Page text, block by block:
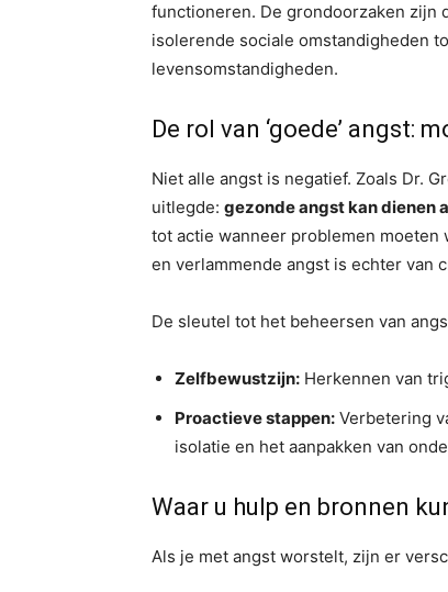
functioneren. De grondoorzaken zijn
isolerende sociale omstandigheden
levensomstandigheden.
De rol van ‘goede’ angst:
Niet alle angst is negatief. Zoals Dr.
uitlegde: gezonde angst kan dienen
tot actie wanneer problemen moeten
en verlammende angst is echter van
De sleutel tot het beheersen van
Zelfbewustzijn: Herkennen van
Proactieve stappen: Verbetering
isolatie en het aanpakken van
Waar u hulp en bronnen
Als je met angst worstelt, zijn er